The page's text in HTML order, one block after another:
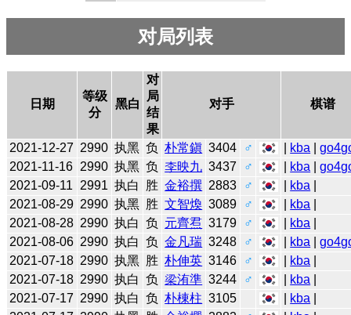
对局列表
日期
等级
分
黑白
对
局
结
果
对手 棋谱
2021-12-27 2990 执黑 负 朴常鎭 3404 ♂ kba |
2021-11-16 2990 执黑 负 李映九 3437 ♂ kba |
2021-09-11
2991 执白 胜 金裕撰 2883 ♂ kba
2021-08-29 2990 执黑 胜 文智煥 3089 ♂ kba
2021-08-28 2990 执白 负 元齊焄 3179 ♂ kba
2021-08-06 2990 执白 负 金凡瑞 3248 ♂ kba |
2021-07-18 2990 执黑 胜 朴伸英 3146 ♂ kba
2021-07-18 2990 执白 负 梁洧準 3244 ♂ kba
2021-07-17 2990 执白 负 朴棟柱 3105 kba